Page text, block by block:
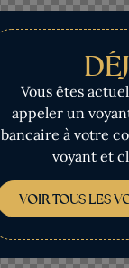
Vous êtes
appeler un
bancaire à votre
voyant et
VOIR TOUS LES